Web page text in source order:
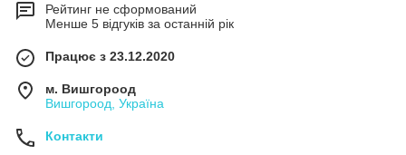
Рейтинг не сформований
Менше 5 відгуків за останній рік
Працює з 23.12.2020
м. Вишгороод
Вишгороод, Україна
Контакти